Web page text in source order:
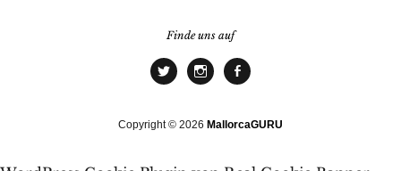
Finde uns auf
Copyright © 2026 MallorcaGURU